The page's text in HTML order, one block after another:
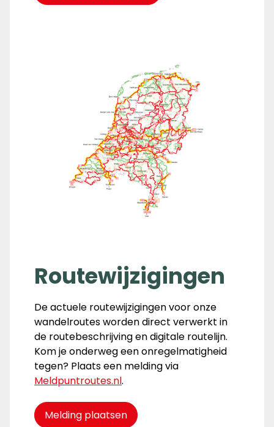
Routewijzigingen
De actuele routewijzigingen voor onze
wandelroutes worden direct verwerkt in
de routebeschrijving en digitale routelijn.
Kom je onderweg een onregelmatigheid
tegen? Plaats een melding via
Meldpuntroutes.nl.
Melding plaatsen